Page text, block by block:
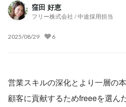
窪田 好恵
フリー株式会社 / 中途採用担当
2025/08/29 6
営業スキルの深化とより一層の
顧客に貢献するためfreeeを選ん